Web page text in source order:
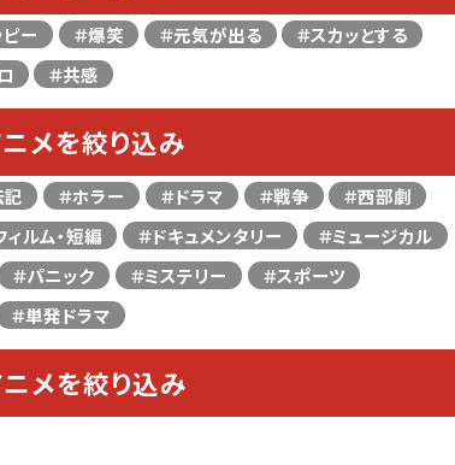
ピー ＃爆笑 ＃元気が出る
＃スカッとする
＃共感
メを絞り込み
記 ＃ホラー ＃ドラマ ＃戦争
＃西部劇
ィルム・短編 ＃ドキュメンタリー
＃ミュージカル
＃パニック ＃ミステリー
＃スポーツ
＃単発ドラマ
メを絞り込み